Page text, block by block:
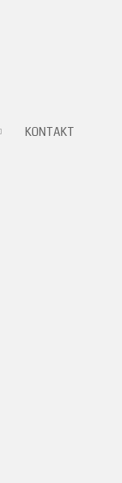
KONTAKT